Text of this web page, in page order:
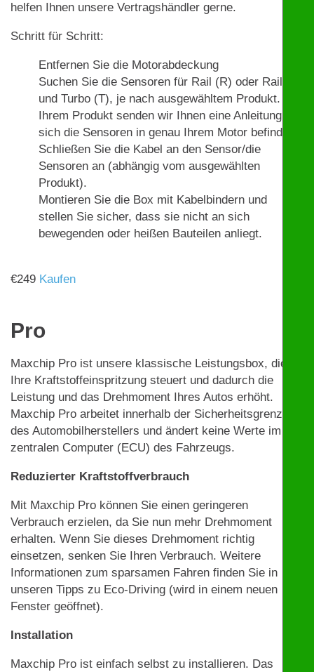
helfen Ihnen unsere Vertragshändler gerne.
Schritt für Schritt:
Entfernen Sie die Motorabdeckung
Suchen Sie die Sensoren für Rail (R) oder Rail (R)
und Turbo (T), je nach ausgewähltem Produkt. Mit
Ihrem Produkt senden wir Ihnen eine Anleitung, wo
sich die Sensoren in genau Ihrem Motor befinden.
Schließen Sie die Kabel an den Sensor/die
Sensoren an (abhängig vom ausgewählten
Produkt).
Montieren Sie die Box mit Kabelbindern und
stellen Sie sicher, dass sie nicht an sich
bewegenden oder heißen Bauteilen anliegt.
€249 Kaufen
Pro
Maxchip Pro ist unsere klassische Leistungsbox, die
Ihre Kraftstoffeinspritzung steuert und dadurch die
Leistung und das Drehmoment Ihres Autos erhöht.
Maxchip Pro arbeitet innerhalb der Sicherheitsgrenzen
des Automobilherstellers und ändert keine Werte im
zentralen Computer (ECU) des Fahrzeugs.
Reduzierter Kraftstoffverbrauch
Mit Maxchip Pro können Sie einen geringeren
Verbrauch erzielen, da Sie nun mehr Drehmoment
erhalten. Wenn Sie dieses Drehmoment richtig
einsetzen, senken Sie Ihren Verbrauch. Weitere
Informationen zum sparsamen Fahren finden Sie in
unseren Tipps zu Eco-Driving (wird in einem neuen
Fenster geöffnet).
Installation
Maxchip Pro ist einfach selbst zu installieren. Das